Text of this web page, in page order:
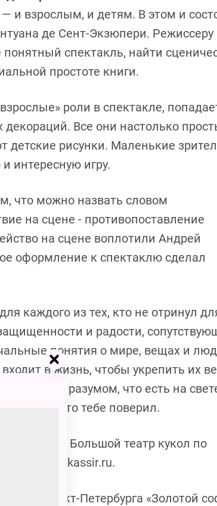
и взрослым, и детям. В этом и
де Сент-Экзюпери. Режиссеру
понятный спектакль, найти
простоте книги.
роли в спектакле,
Все они настолько
детские рисунки. Маленькие
интересную игру.
что можно назвать словом
на сцене - противопоставление
на сцене воплотили Андрей
оформление к спектаклю сделал
каждого из тех, кто не отринул
и радости,
понятия о мире, вещах и
в жизнь, чтобы укрепить их
над разумом, что есть на
за тех, кто тебе поверил.
принц» в Большой театр кукол по
сайте spb.kassir.ru.
Санкт-Петербурга «Золотой